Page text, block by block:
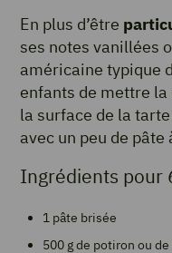
En plus d’être
ses notes vanillées
américaine typique
enfants de mettre
la surface de la
avec un peu de pâte
Ingrédients pour
1 pâte brisée
500 g de potiron ou